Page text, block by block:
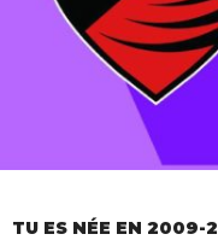
TU ES NÉE EN 2009-